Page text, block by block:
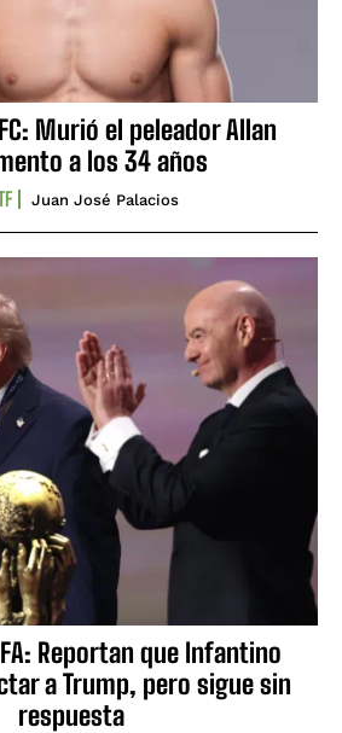
Murió el peleador Allan
a los 34 años
Juan José Palacios
Reportan que Infantino
a Trump, pero sigue sin
respuesta